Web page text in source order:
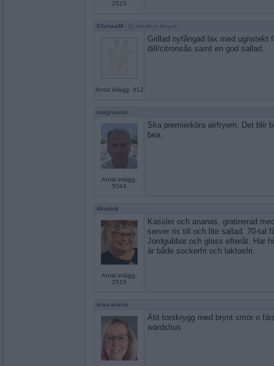
2515
ElviraaM - Ej medlem längre
Antal inlägg: 412
Grillad nyfångad lax med ugnstekt
dill/citronsås samt en god sallad.
magnusito
Antal inlägg:
5044
Ska premierköra airfryern. Det blir
bea.
Minibitt
Antal inlägg:
2515
Kassler och ananas, gratinerad
server ris till och lite sallad. 70-tal
Jordgubbar och glass efteråt. Har
är både sockerfri och laktosfri.
else-marie
Ätit torskrygg med brynt smör o
wärdshus